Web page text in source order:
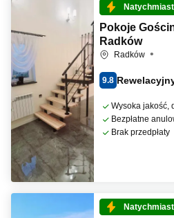
Pokoje
Radków
Radków
9.8
Wysoka jakość,
Bezpłatne
Brak przedpłaty